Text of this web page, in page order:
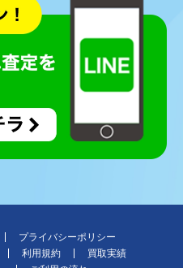
プライバシーポリシー
利用規約
買取実績